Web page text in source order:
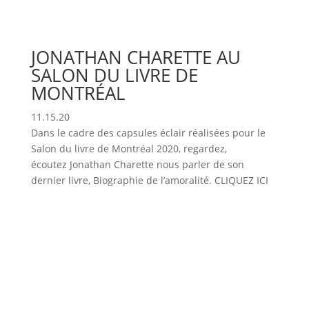
JONATHAN CHARETTE AU
SALON DU LIVRE DE
MONTRÉAL
11.15.20
Dans le cadre des capsules éclair réalisées pour le
Salon du livre de Montréal 2020, regardez,
écoutez Jonathan Charette nous parler de son
dernier livre, Biographie de l’amoralité. CLIQUEZ ICI